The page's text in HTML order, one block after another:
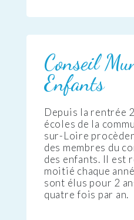
Conseil
Enfants
Depuis la rentrée
écoles de la
sur-Loire
des membres du
des enfants. Il est
moitié chaque
sont élus pour 2
quatre fois par an.